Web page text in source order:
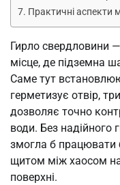
Практичні аспекти
Гирло свердловини
місце, де підземна
Саме тут
герметизує отвір,
дозволяє точно
води. Без надійного
змогла б працювати
щитом між хаосом
поверхні.